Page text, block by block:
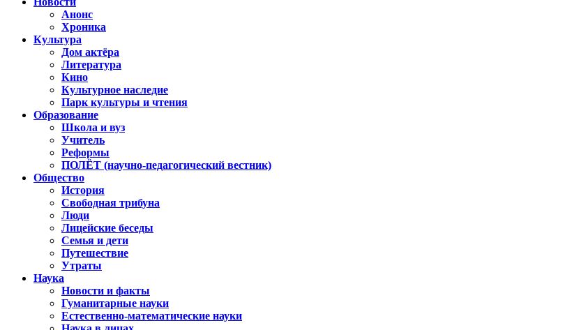
Анонс
Хроника
Культура
Дом актёра
Литература
Кино
Культурное наследие
Парк культуры и чтения
Образование
Школа и вуз
Учитель
Реформы
ПОЛЁТ (научно-педагогический вестник)
Общество
История
Свободная трибуна
Люди
Лицейские беседы
Семья и дети
Путешествие
Утраты
Наука
Новости и факты
Гуманитарные науки
Естественно-математические науки